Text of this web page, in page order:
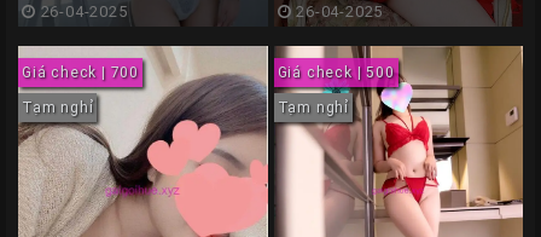
26-04-2025
26-04-2025
Giá check | 700
Tạm nghỉ
Giá check | 500
Tạm nghỉ